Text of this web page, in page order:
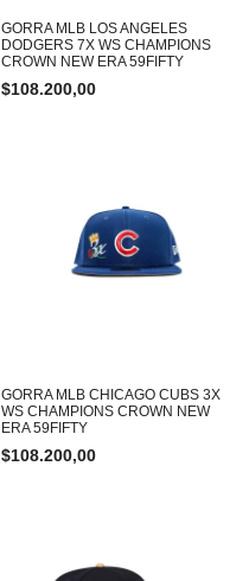
GORRA MLB LOS ANGELES
DODGERS 7X WS CHAMPIONS
CROWN NEW ERA 59FIFTY
$108.200,00
GORRA MLB CHICAGO CUBS 3X
WS CHAMPIONS CROWN NEW
ERA 59FIFTY
$108.200,00